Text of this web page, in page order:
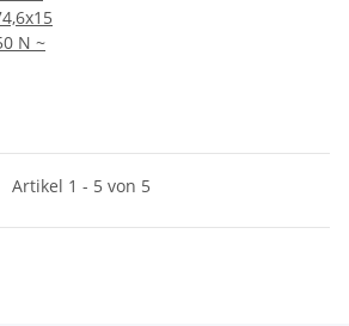
N ~
Artikel 1 - 5 von 5